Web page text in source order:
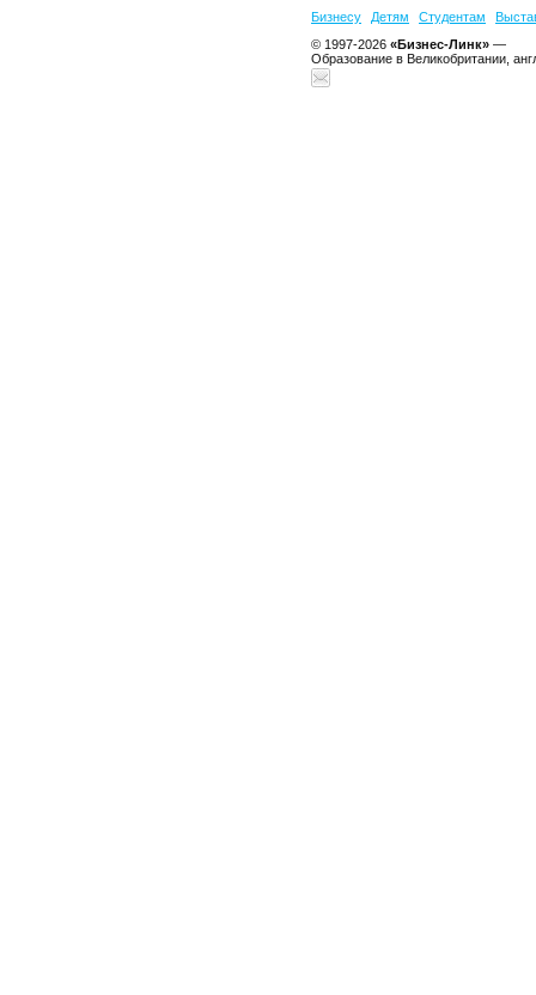
Бизнесу Детям Студентам
© 1997-2026 «Бизнес-Линк» —
Образование в Великобритании,